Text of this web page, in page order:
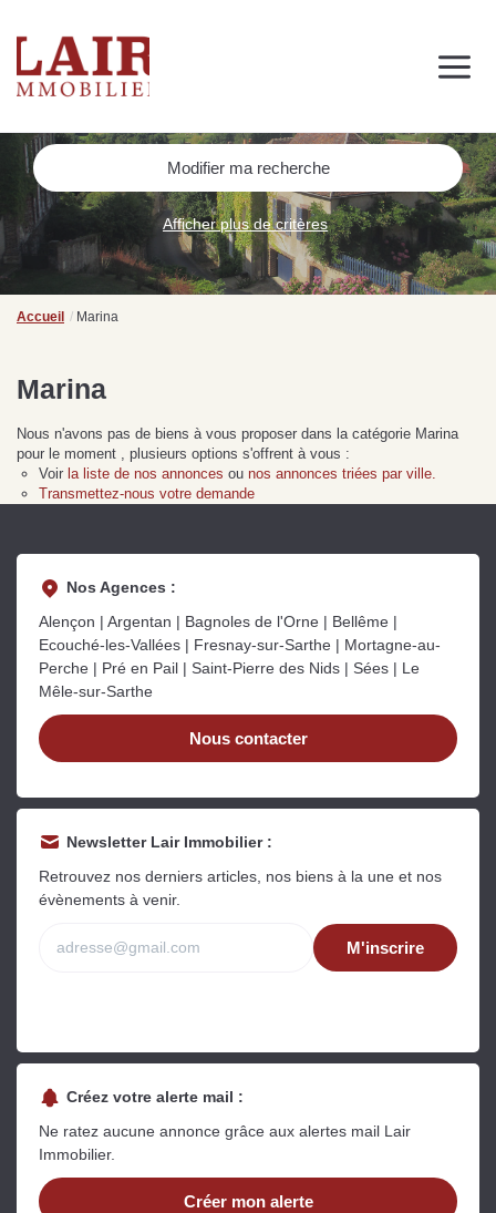
Immobilier
Nous découvrir
Nos services
Contact
Nos actualités
SUIVEZ-NOUS SUR LES RÉSEAUX SOCIAUX
NOS CONSEILS IMMO
pour vous accompagner dans vos projets
Procéder à des travaux
d’isolation à Fresnay-sur-
Sarthe pour booster sa
Se passer d’une
estimation immobilière à
quelles sont les
Gratuit
Estimez votre bien en ligne.
en quelques clics.
Modifier ma recherche
Afficher plus de critères
Accueil Marina
Marina
Nous n'avons pas de biens à vous proposer dans la catégorie Marina
pour le moment , plusieurs options s'offrent à vous :
Voir la liste de nos annonces ou nos annonces triées par ville.
Transmettez-nous votre demande
Nos Agences :
Alençon | Argentan | Bagnoles de l'Orne | Bellême |
Ecouché-les-Vallées | Fresnay-sur-Sarthe | Mortagne-au-
Perche | Pré en Pail | Saint-Pierre des Nids | Sées | Le
Mêle-sur-Sarthe
Nous contacter
Newsletter Lair Immobilier :
Retrouvez nos derniers articles, nos biens à la une et nos
évènements à venir.
M'inscrire
Créez votre alerte mail :
Ne ratez aucune annonce grâce aux alertes mail Lair
Immobilier.
Créer mon alerte